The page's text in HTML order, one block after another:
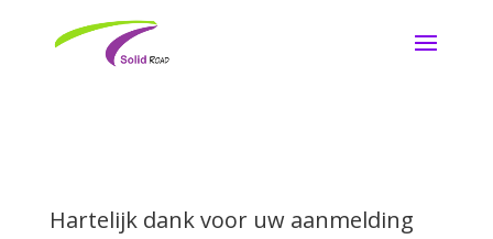
Hartelijk dank voor uw aanmelding